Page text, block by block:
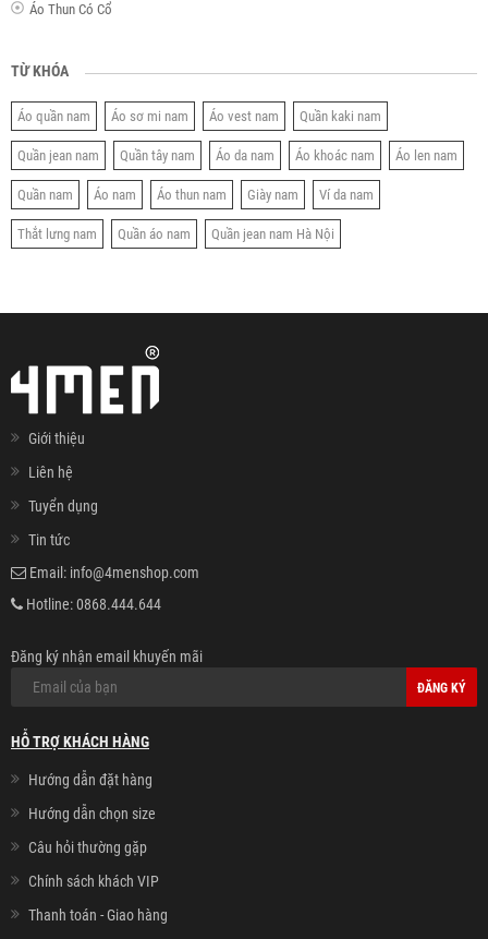
Áo Thun Có Cổ
TỪ KHÓA
Áo quần nam Áo sơ mi nam Áo vest nam Quần kaki nam
Quần jean nam Quần tây nam Áo da nam Áo khoác nam Áo len nam
Quần nam Áo nam Áo thun nam Giày nam Ví da nam
Thắt lưng nam Quần áo nam Quần jean nam Hà Nội
Giới thiệu
Liên hệ
Tuyển dụng
Tin tức
Email: info@4menshop.com
Hotline:0868.444.644
Đăng ký nhận email khuyến mãi
ĐĂNG KÝ
HỖ TRỢ KHÁCH HÀNG
Hướng dẫn đặt hàng
Hướng dẫn chọn size
Câu hỏi thường gặp
Chính sách khách VIP
Thanh toán - Giao hàng